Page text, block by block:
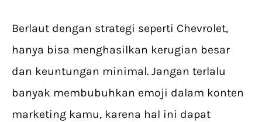
Berlaut dengan strategi seperti Chevrolet,
hanya bisa menghasilkan kerugian besar
dan keuntungan minimal. Jangan terlalu
banyak membubuhkan emoji dalam konten
marketing kamu, karena hal ini dapat